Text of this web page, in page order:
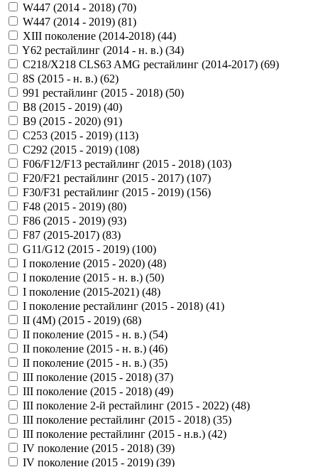
W447 (2014 - 2018) (70)
W447 (2014 - 2019) (81)
XIII поколение (2014-2018) (44)
Y62 рестайлинг (2014 - н. в.) (34)
С218/X218 CLS63 AMG рестайлинг (2014-2017) (69)
8S (2015 - н. в.) (62)
991 рестайлинг (2015 - 2018) (50)
B8 (2015 - 2019) (40)
B9 (2015 - 2020) (91)
C253 (2015 - 2019) (113)
C292 (2015 - 2019) (108)
F06/F12/F13 рестайлинг (2015 - 2018) (103)
F20/F21 рестайлинг (2015 - 2017) (107)
F30/F31 рестайлинг (2015 - 2019) (156)
F48 (2015 - 2019) (80)
F86 (2015 - 2019) (93)
F87 (2015-2017) (83)
G11/G12 (2015 - 2019) (100)
I поколение (2015 - 2020) (48)
I поколение (2015 - н. в.) (50)
I поколение (2015-2021) (48)
I поколение рестайлинг (2015 - 2018) (41)
II (4M) (2015 - 2019) (68)
II поколение (2015 - н. в.) (54)
II поколение (2015 - н. в.) (46)
II поколение (2015 - н. в.) (35)
III поколение (2015 - 2018) (37)
III поколение (2015 - 2018) (49)
III поколение 2-й рестайлинг (2015 - 2022) (48)
III поколение рестайлинг (2015 - 2018) (35)
III поколение рестайлинг (2015 - н.в.) (42)
IV поколение (2015 - 2018) (39)
IV поколение (2015 - 2019) (39)